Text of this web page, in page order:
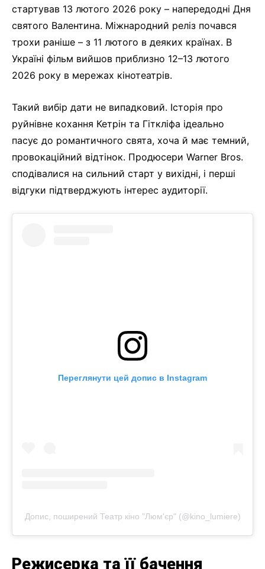
стартував 13 лютого 2026 року – напередодні Дня
святого Валентина. Міжнародний реліз почався
трохи раніше – з 11 лютого в деяких країнах. В
Україні фільм вийшов приблизно 12–13 лютого
2026 року в мережах кінотеатрів.
Такий вибір дати не випадковий. Історія про
руйнівне кохання Кетрін та Гіткліфа ідеально
пасує до романтичного свята, хоча й має темний,
провокаційний відтінок. Продюсери Warner Bros.
сподівалися на сильний старт у вихідні, і перші
відгуки підтверджують інтерес аудиторії.
Переглянути цей допис в Instagram
Допис, поширений Театр кіно "Люм'єр" (@kino_lumiere)
Режисерка та її бачення